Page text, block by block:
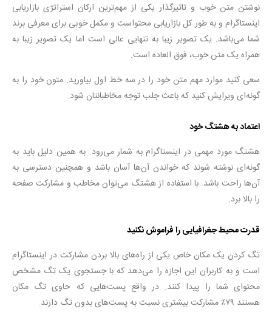
نوشتن متن خوب و تاثیرگذار یکی از مهم‌ترین ارکان استراتژی بازاریابی
اینستاگرام و به طور کل بازاریابی محتواست و مکمل خوبی برای معرفی برند
شما می‌باشد. یک تصویر زیبا به تنهایی عالی است اما یک تصویر زیبا به
همراه یک متن خوب، فوق العاده است.
سعی کنید موارد مهم متن خود را در سه خط اول بیاورید. متون خود را به
گونه‌ای ویرایش کنید که باعث جلب توجه مخاطبانتان شود.
اعتماد به هشتگ خود
هشتگ مورد مهمی در اینستاگرام به شمار می‌رود. به همین دلیل باید به
گونه‌ای نوشته شوند که خواندن آن‌ها آسان باشد و همچنین دسترسی به
آن‌ها راحت باشد. با استفاده از هشتگ می‌توان مخاطب و مشارکت صفحه
را بالا برد.
قدرت محیط جغرافیایی را فراموش نکنید
تگ کردن یک مکان خاص یکی از راه‌های بالا بردن مشارکت در اینستاگرام
است و به کاربران این اجازه را می‌دهد که با جستجوی یک تگ مشخص
محتوای شما را پیدا کنند. در واقع پست‌هایی که حاوی تگ مکان
هستند ۷۹٪ مشارکت بیشتری نسبت به پست‌های بدون تگ دارند.